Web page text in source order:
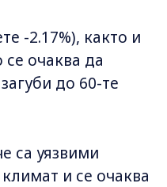
-2.17%), както и
очаква да
до 60-те
са уязвими
и се очаква